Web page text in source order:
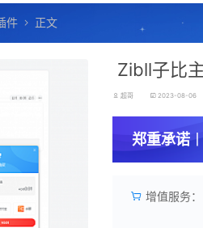
件 正文
Zibll子比
超哥 2023-08-06
郑重承诺
增值服务：